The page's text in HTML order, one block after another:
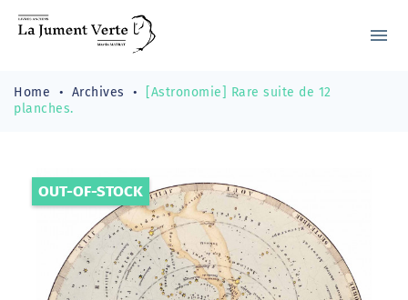
menu
Home Archives
[Astronomie] Rare suite de 12
planches.
OUT-OF-STOCK